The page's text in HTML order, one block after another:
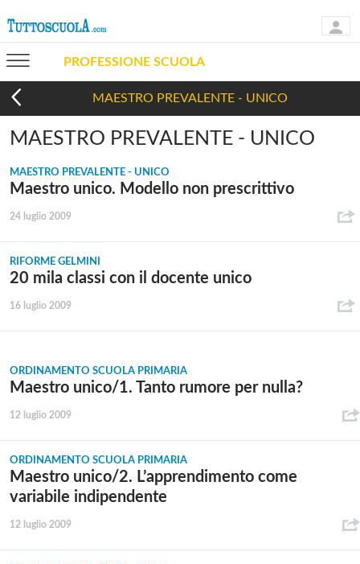
PROFESSIONE SCUOLA
MAESTRO PREVALENTE - UNICO
MAESTRO PREVALENTE - UNICO
MAESTRO PREVALENTE - UNICO
Maestro unico. Modello non prescrittivo
24 luglio 2009
RIFORME GELMINI
20 mila classi con il docente unico
16 luglio 2009
ORDINAMENTO SCUOLA PRIMARIA
Maestro unico/1. Tanto rumore per nulla?
12 luglio 2009
ORDINAMENTO SCUOLA PRIMARIA
Maestro unico/2. L’apprendimento come
variabile indipendente
12 luglio 2009